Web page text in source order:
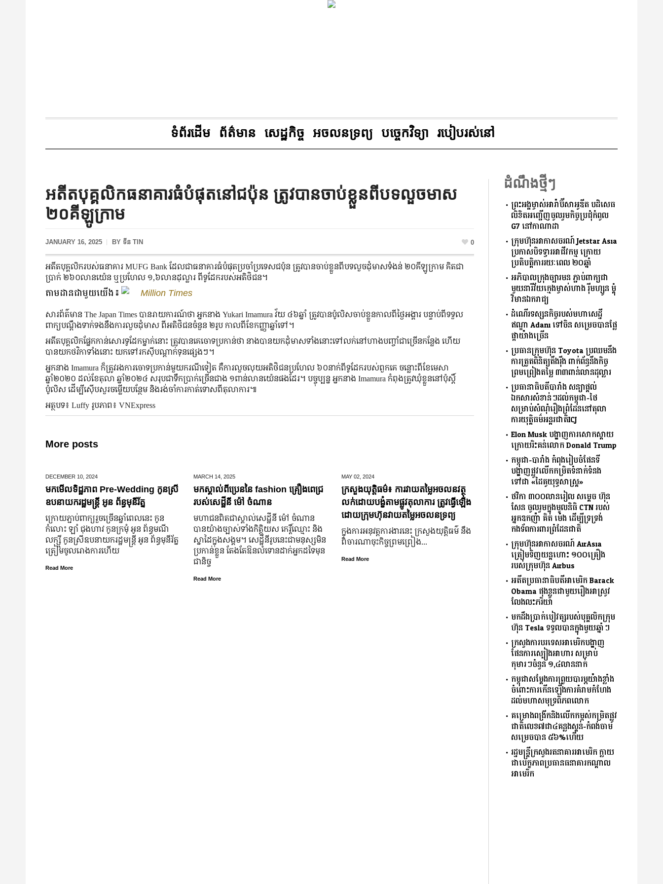
ទំព័រដើម ព័ត៌មាន សេដ្ឋកិច្ច អចលនទ្រព្យ បច្ចេកវិទ្យា របៀបរស់នៅ
អតីតបុគ្គលិកធនាគារធំបំផុតនៅជប៉ុន ត្រូវបានចាប់ខ្លួនពីបទលួចមាស
២០គីឡូក្រាម
JANUARY 16, 2025 BY ទីន TIN 0
អតីតបុគ្គលិករបស់ធនាគារ MUFG Bank ដែលជាធនាគារធំបំផុតប្រចាំប្រទេសជប៉ុន ត្រូវបានចាប់ខ្លួនពីបទលួចដុំមាសទំងន់ ២០គីឡូក្រាម គិតជា
ប្រាក់ ២៦០លានយ៉េន ឬប្រហែល ១,៦លានដុល្លារ ពីទូដែករបស់អតិថិជន។
តាមដានជាមួយយើង៖ Million Times
សារព័ត៌មាន The Japan Times បានរាយការណ៍ថា អ្នកនាង Yukari Imamura វ័យ ៤៦ឆ្នាំ ត្រូវបានប៉ូលិសចាប់ខ្លួនកាលពីថ្ងៃអង្គារ បន្ទាប់ពីទទួល
ពាក្យបណ្ដឹងទាក់ទងនឹងការលួចដុំមាស ពីអតិថិជនចំនួន ២រូប កាលពីខែកញ្ញាឆ្នាំទៅ។
អតីតបុគ្គលិកផ្នែកកាន់សោរទូដែកម្នាក់នោះ ត្រូវបានគេចោទប្រកាន់ថា នាងបានយកដុំមាសទាំងនោះទៅលក់នៅហាងបញ្ចាំជាច្រើនកន្លែង ហើយ
បានយកថវិកាទាំងនោះ យកទៅរកស៊ីបណ្ដាក់ទុនផ្សេងៗ។
អ្នកនាង Imamura ក៏ត្រូវរងការចោទប្រកាន់មួយករណីទៀត គឺការលួចលុយអតិថិជនប្រហែល ៦០នាក់ពីទូដែករបស់ពួកគេ ចន្លោះពីខែមេសា
ឆ្នាំ២០២០ ដល់ខែតុលា ឆ្នាំ២០២៤ សរុបជាទឹកប្រាក់ច្រើនជាង ១ពាន់លានយ៉េនផងដែរ។ បច្ចុប្បន្ន អ្នកនាង Imamura កំពុងត្រូវឃុំខ្លួននៅប៉ុស្តិ៍
ប៉ូលិស ដើម្បីស៊ើបសួរចម្លើយបន្ថែម និងរង់ចាំការកាត់ទោសពីតុលាការ៕
អត្ថបទ៖ Luffy រូបភាព៖ VNExpress
More posts
DECEMBER 10, 2024
មកមើលទិដ្ឋភាព Pre-Wedding កូនស្រី
ឧបនាយករដ្ឋមន្រ្តី អូន ព័ន្ធមុនីរ័ត្ន
ក្រោយ​ភ្ជាប់​ពាក្យ​រួច​ច្រើន​ឆ្នាំ​ពេលនេះ កូន
កំលោះ ឡាំ ជុងហាវ កូនក្រមុំ អូន ព័ន្ធមណី
លក្ស្មី កូនស្រី​ឧបនាយករដ្ឋមន្ត្រី អូន ព័ន្ធមុនីរ័ត្ន
ត្រៀម​ចូល​រោងការ​ហើយ
Read More
MARCH 14, 2025
មកស្គាល់ពីប្រេននៃ​ fashion គ្រឿងពេជ្រ
របស់សេដ្ឋីនី ម៉ៅ ចំណាន
មហាជន​ពិតជា​ស្គាល់​សេដ្ឋី​នី ម៉ៅ ចំណាន
បាន​យ៉ាង​ច្បាស់​ទាំង​កិត្តិយស កេរ្តិ៍ឈ្មោះ និង​
ស្នាដៃ​ក្នុង​សង្គម។ សេដ្ឋី​នី​រូប​នេះ​ជា​មនុស្ស​មិន​
ប្រកាន់​ខ្លួន តែងតែ​ឱនលំទោន​ដាក់​អ្នក​ដទៃ​មុន​
ជានិច្ច
Read More
MAY 02, 2024
ក្រសួងយុត្តិធម៌៖ ការវាយតម្លៃអចលនវត្ថុ
លក់ដោយបង្ខំតាមផ្លូវតុលាការ ត្រូវធ្វើឡើង
ដោយក្រុមហ៊ុនវាយតម្លៃអចលនទ្រព្យ
ក្នុងការអនុវត្តការងារនេះ ក្រសួងយុត្តិធម៌ នឹង
ពិចារណាចុះកិច្ចព្រមព្រៀង...
Read More
ដំណឹងថ្មីៗ
ព្រះអង្គម្ចាស់អារ៉ាប៊ីសាអូឌីត បដិសេធ
លិខិតអញ្ជើញចូលរួមកិច្ចប្រជុំកំពូល
G7 នៅកាណាដា
ក្រុមហ៊ុនអាកាសចរណ៍ Jetstar Asia
ប្រកាសបិទទ្វារអាជីវកម្ម ក្រោយ
ប្រតិបត្តិការរយៈពេល ២០ឆ្នាំ
អភិបាលក្រុងច្បារមន ភ្ជាប់ពាក្យជា
មួយនារីវ័យក្មេងម្ចាស់ហាង រ៉ីមហ្សូន ម្តុំ
វិមានឯករាជ្យ
ដំណើរទស្សនកិច្ចរបស់មហាសេដ្ឋី
ឥណ្ឌា Adani ទៅចិន សម្រេចបានផ្លែ
ផ្កាយ៉ាងច្រើន
ប្រធានក្រុមហ៊ុន Toyota ប្រឈមនឹង
ការត្រួតពិនិត្យតឹងរ៉ឹង ពាក់ព័ន្ធនឹងកិច្ច
ព្រមព្រៀងតម្លៃ ៣៣ពាន់លានដុល្លារ
ប្រធានាធិបតីបារាំង សន្យាផ្ដល់
ឯកសារសំខាន់ៗដល់កម្ពុជា-ថៃ
សម្រាប់សំណុំរឿងព្រំដែននៅតុលា
ការយុតិ្តធម៌អន្តរជាតិICJ
Elon Musk បង្ហាញការសោកស្ដាយ
ក្រោយរិះគន់លោក Donald Trump
កម្ពុជា-បារាំង កំពុងរៀបចំផែនទី
បង្ហាញផ្លូវលើកកម្រិតទំនាក់ទំនង
ទៅជា «ដៃគូយុទ្ធសាស្ត្រ»
ថវិកា ៣០០លានរៀល សម្តេច ហ៊ុន
សែន ចូលរួមក្នុងមូលនិធិ CTN របស់
អ្នកឧកញ៉ា គិត ម៉េង ដើម្បីទ្រទ្រង់
កងទ័ពការពារព្រំដែនជាតិ
ក្រុមហ៊ុនអាកាសចរណ៍ AirAsia
ត្រៀមទិញយន្តហោះ ១០០គ្រឿង
របស់ក្រុមហ៊ុន Airbus
អតីតប្រធានាធិបតីអាមេរិក Barack
Obama ផុងខ្លួនជាមួយរឿងអាស្រូវ
លែងលះភរិយា
មកដឹងប្រាក់បៀវត្សរបស់បុគ្គលិកក្រុម
ហ៊ុន Tesla ទទួលបានក្នុងមួយឆ្នាំៗ
ក្រសួងការបរទេសអាមេរិកបង្ហាញ
ផែនការស្បៀងអាហារ សម្រាប់
កុមារៗចំនួន ១,៤លាននាក់
កម្ពុជាសម្តែងការព្រួយបារម្ភយ៉ាងខ្លាំង
ចំពោះការកើនឡើងការគំរាមកំហែង
ដល់មហាសមុទ្រពិភពលោក
គម្រោងពង្រីកនិងលើកកម្ពស់កម្រិតផ្លូវ
ជាតិលេខ៧ជា៤គន្លងស្គន់-កំពង់ចាម
សម្រេចបាន ៥៦%ហើយ
រដ្ឋមន្ត្រីក្រសួងរតនាគារអាមេរិក ក្លាយ
ជាបេក្ខភាពប្រធានធនាគារកណ្ដាល
អាមេរិក